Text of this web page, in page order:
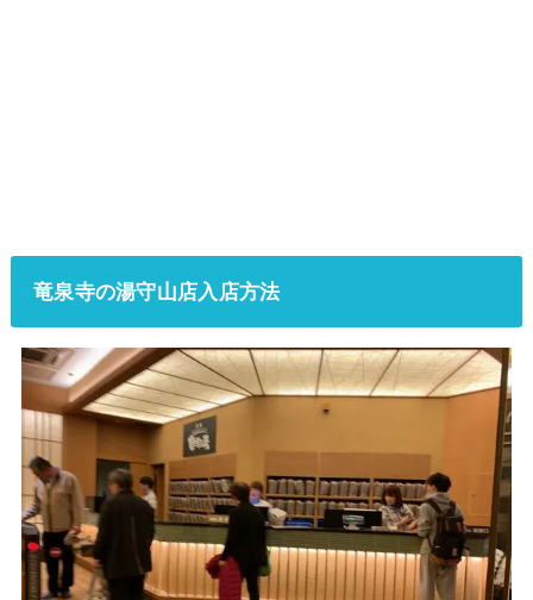
竜泉寺の湯守山店入店方法